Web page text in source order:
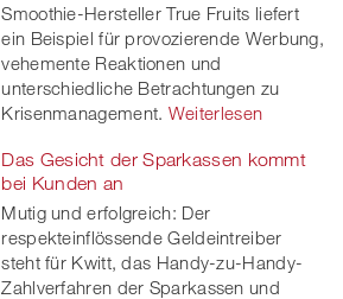
Smoothie-Hersteller True Fruits liefert
ein Beispiel für provozierende Werbung,
vehemente Reaktionen und
unterschiedliche Betrachtungen zu
Krisenmanagement. Weiterlesen
Das Gesicht der Sparkassen kommt
bei Kunden an
Mutig und erfolgreich: Der
respekteinflössende Geldeintreiber
steht für Kwitt, das Handy-zu-Handy-
Zahlverfahren der Sparkassen und